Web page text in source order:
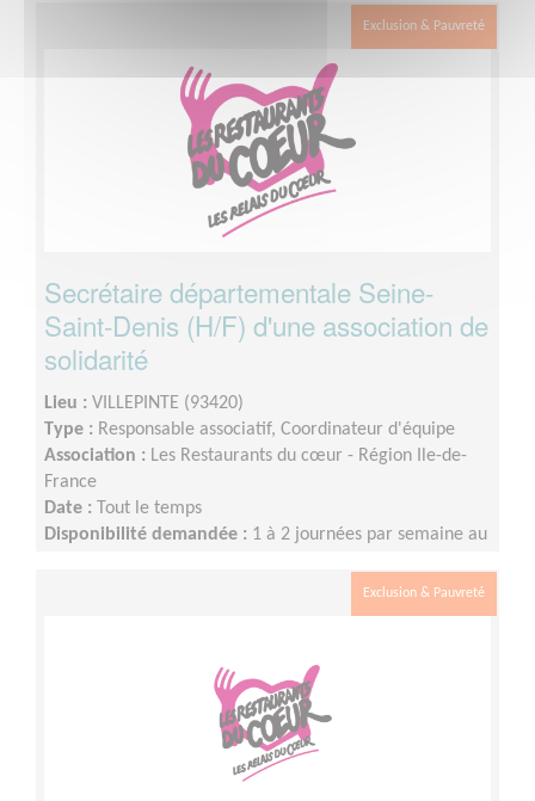
autonome pour organiser ton activité. Après ta période
d’intégration, une partie de la mission pourra
ponctuellement être réalisée en télétravail. Les
modalités et la fréquence de ton engagement seront
définies ensemble, en fonction de tes disponibilités et des
besoins de la mission. Si besoin, la mission pourra
également être partagée avec un binôme, afin de
faciliter son organisation et d’assurer une continuité dans
Exclusion & Pauvreté
Secrétaire départementale Seine-
Saint-Denis (H/F) d'une association de
solidarité
Lieu : VILLEPINTE (93420)
Type : Responsable associatif, Coordinateur d'équipe
Association : Les Restaurants du cœur - Région Ile-de-
France
Date : Tout le temps
Disponibilité demandée : 1 à 2 journées par semaine au
Exclusion & Pauvreté